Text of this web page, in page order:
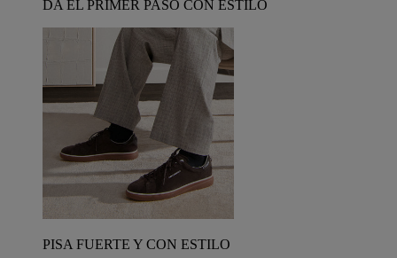
DA EL PRIMER PASO CON ESTILO
PISA FUERTE Y CON ESTILO